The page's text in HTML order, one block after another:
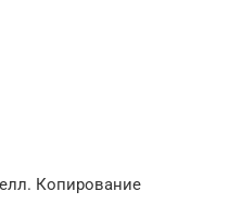
Копирование